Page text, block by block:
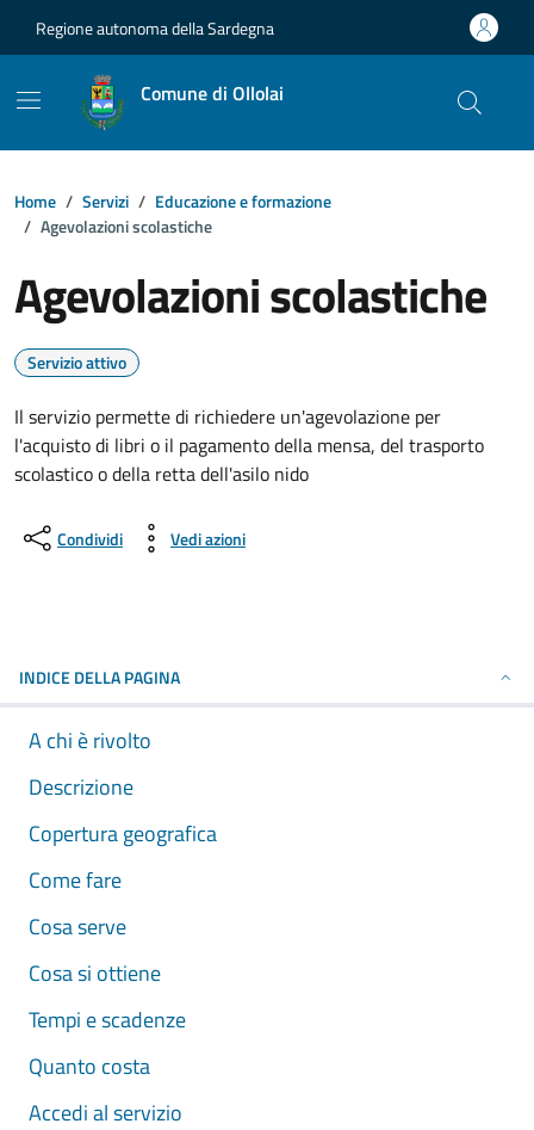
Regione autonoma della Sardegna
Comune di Ollolai
Home Servizi
Educazione e formazione
Agevolazioni scolastiche
Agevolazioni scolastiche
Servizio attivo
Il servizio permette di richiedere un'agevolazione per
l'acquisto di libri o il pagamento della mensa, del trasporto
scolastico o della retta dell'asilo nido
Condividi Vedi azioni
INDICE DELLA PAGINA
A chi è rivolto
Descrizione
Copertura geografica
Come fare
Cosa serve
Cosa si ottiene
Tempi e scadenze
Quanto costa
Accedi al servizio